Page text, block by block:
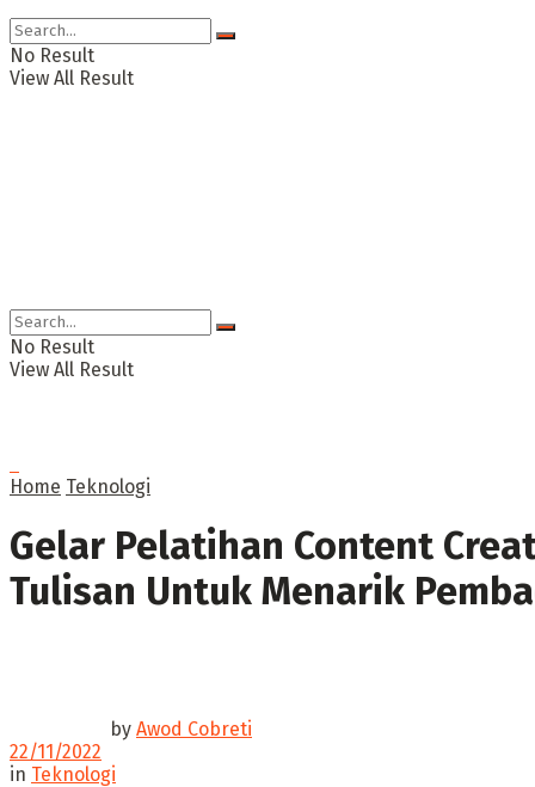
No Result
View All Result
No Result
View All Result
Home Teknologi
Gelar Pelatihan Content
Tulisan Untuk Menarik
by Awod Cobreti
22/11/2022
in Teknologi